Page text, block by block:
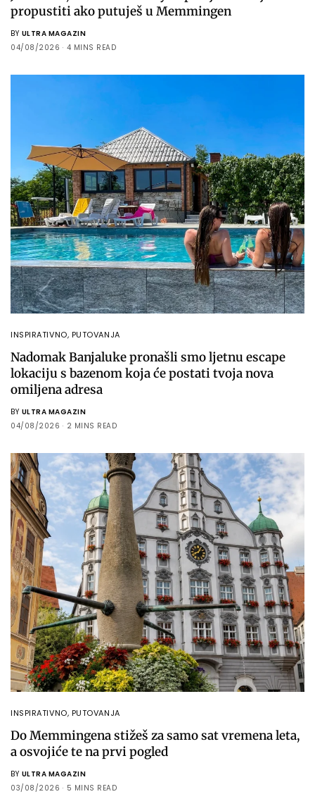
propustiti ako putuješ u Memmingen
BY ULTRA MAGAZIN
04/08/2026
4 MINS READ
INSPIRATIVNO, PUTOVANJA
Nadomak Banjaluke pronašli smo ljetnu escape
lokaciju s bazenom koja će postati tvoja nova
omiljena adresa
BY ULTRA MAGAZIN
04/08/2026
2 MINS READ
INSPIRATIVNO, PUTOVANJA
Do Memmingena stižeš za samo sat vremena leta,
a osvojiće te na prvi pogled
BY ULTRA MAGAZIN
03/08/2026
5 MINS READ